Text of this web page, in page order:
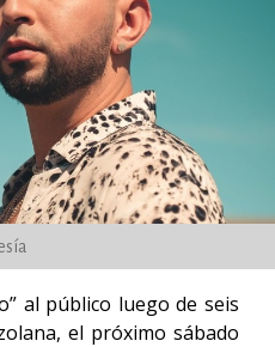
al público luego de seis
el próximo sábado